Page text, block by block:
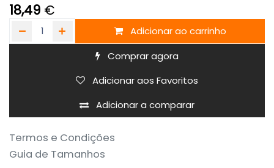
18,49 €
Adicionar ao carrinho
Comprar agora
Adicionar a comparar
Adicionar aos Favoritos
Termos e Condições
Guia de Tamanhos